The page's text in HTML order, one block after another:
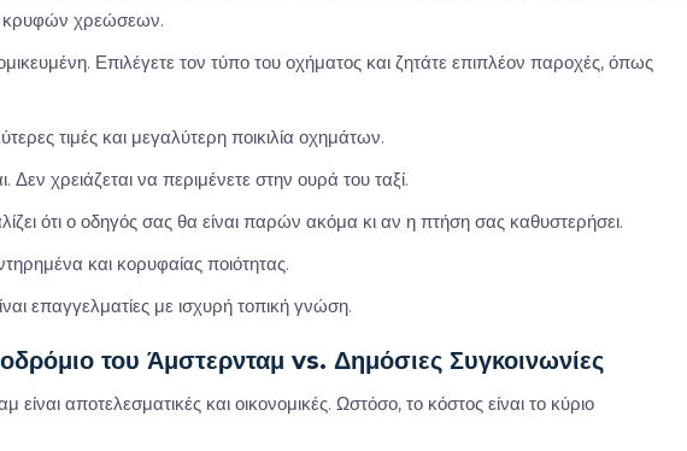
κρυφών χρεώσεων.
Επιλέγετε τον τύπο του οχήματος και ζητάτε επιπλέον παροχές, όπως
τιμές και μεγαλύτερη ποικιλία οχημάτων.
Δεν χρειάζεται να περιμένετε στην ουρά του ταξί.
ότι ο οδηγός σας θα είναι παρών ακόμα κι αν η πτήση σας καθυστερήσει.
και κορυφαίας ποιότητας.
επαγγελματίες με ισχυρή τοπική γνώση.
του Άμστερνταμ vs. Δημόσιες Συγκοινωνίες
αποτελεσματικές και οικονομικές. Ωστόσο, το κόστος είναι το κύριο